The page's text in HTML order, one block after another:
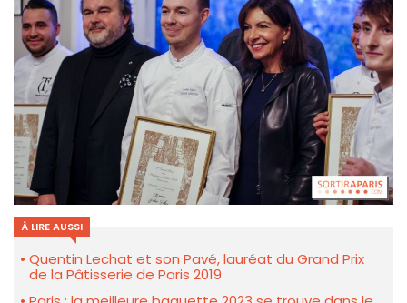
À LIRE AUSSI
Quentin Lechat et son Pavé, lauréat du Grand Prix
de la Pâtisserie de Paris 2019